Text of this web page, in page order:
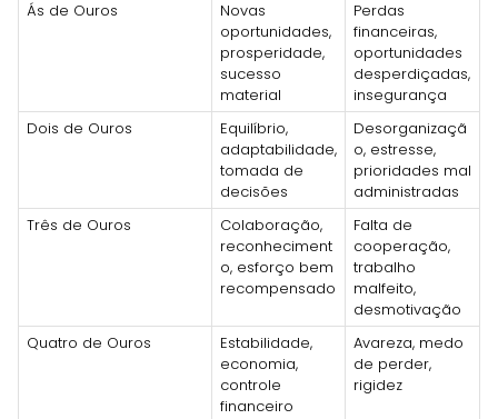
Ás de Ouros
Novas
oportunidades,
prosperidade,
sucesso
material
Perdas
financeiras,
oportunidades
desperdiçadas,
insegurança
Dois de Ouros
Equilíbrio,
adaptabilidade,
tomada de
decisões
Desorganizaçã
o, estresse,
prioridades mal
administradas
Três de Ouros
Colaboração,
reconheciment
o, esforço bem
recompensado
Falta de
cooperação,
trabalho
malfeito,
desmotivação
Quatro de Ouros
Estabilidade,
economia,
controle
financeiro
Avareza, medo
de perder,
rigidez